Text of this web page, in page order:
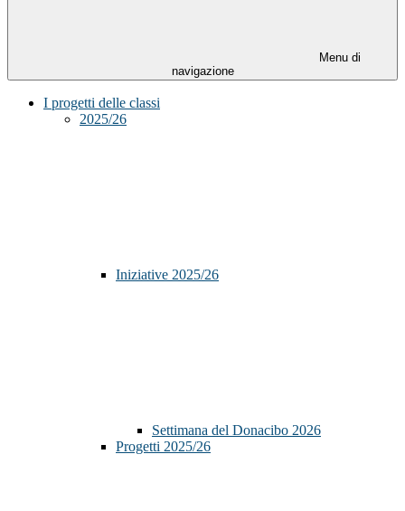
Menu di
navigazione
I progetti delle classi
2025/26
Iniziative 2025/26
Settimana del Donacibo 2026
Progetti 2025/26